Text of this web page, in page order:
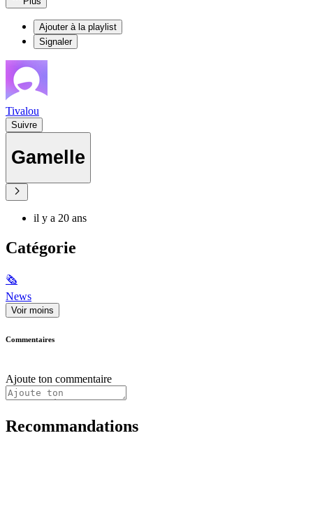
Ajouter à la playlist
Signaler
Tivalou
Suivre
Gamelle
il y a 20 ans
Catégorie
🗞
News
Voir moins
Commentaires
Ajoute ton commentaire
Recommandations